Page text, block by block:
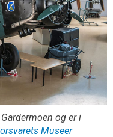
og er i
Museer